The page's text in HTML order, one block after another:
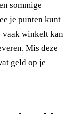
sommige
je punten kunt
vaak winkelt kan
Mis deze
geld op je